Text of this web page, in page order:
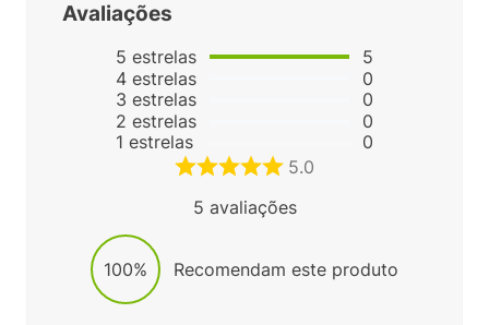
Avaliações
5 estrelas
4 estrelas
3 estrelas
2 estrelas
1 estrelas
5
0
0
0
0
5.0
5 avaliações
100% Recomendam este produto